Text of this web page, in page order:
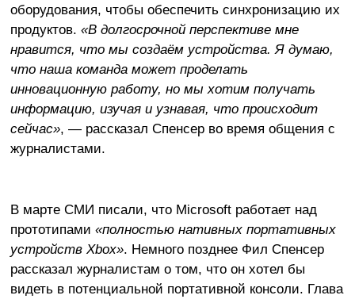
оборудования, чтобы обеспечить синхронизацию их
продуктов. «В долгосрочной перспективе мне
нравится, что мы создаём устройства. Я думаю,
что наша команда может проделать
инновационную работу, но мы хотим получать
информацию, изучая и узнавая, что происходит
сейчас», — рассказал Спенсер во время общения с
журналистами.
В марте СМИ писали, что Microsoft работает над
прототипами «полностью нативных портативных
устройств Xbox». Немного позднее Фил Спенсер
рассказал журналистам о том, что он хотел бы
видеть в потенциальной портативной консоли. Глава